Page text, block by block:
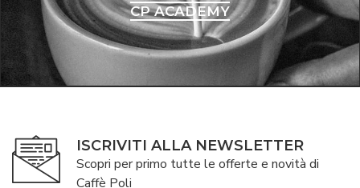
CP ACADEMY
ISCRIVITI ALLA NEWSLETTER
Scopri per primo tutte le offerte e novità di
Caffè Poli